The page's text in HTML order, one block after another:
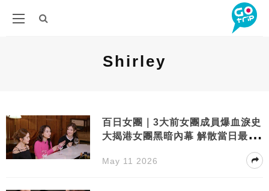
Shirley
百日女團｜3大前女團成員爆血淚史
大揭港女團黑暗內幕 解散當日最心
May 11 2026